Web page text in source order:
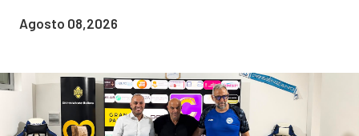
Agosto 08,2026